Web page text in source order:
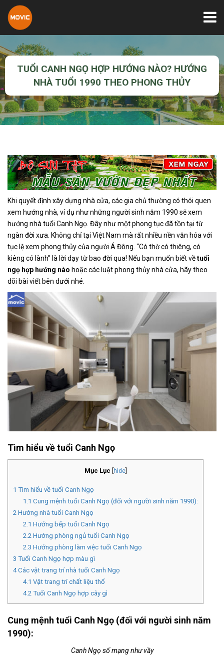
TUỔI CANH NGỌ HỢP HƯỚNG NÀO? HƯỚNG
NHÀ TUỔI 1990 THEO PHONG THỦY
Khi quyết định xây dựng nhà cửa, các gia chủ thường có thói quen
xem hướng nhà, ví dụ như những người sinh năm 1990 sẽ xem
hướng nhà tuổi Canh Ngọ. Đây như một phong tục đã tồn tại từ
ngàn đời xưa. Không chỉ tại Việt Nam mà rất nhiều nền văn hóa với
tục lệ xem phong thủy của người Á Đông. “Có thờ có thiêng, có
kiêng có lành” là lời dạy từ bao đời qua! Nếu bạn muốn biết vềtuổi
ngọ hợp hướng nào hoặc các luật phong thủy nhà cửa, hãy theo
dõi bài viết bên dưới nhé.
Tìm hiểu về tuổi Canh Ngọ
Mục Lục hide]
1 Tìm hiểu về tuổi Canh Ngọ
1.1 Cung mệnh tuổi Canh Ngọ (đối với người sinh năm 1990):
2 Hướng nhà tuổi Canh Ngọ
2.1 Hướng bếp tuổi Canh Ngọ
2.2 Hướng phòng ngủ tuổi Canh Ngọ
2.3 Hướng phòng làm việc tuổi Canh Ngọ
3 Tuổi Canh Ngọ hợp màu gì
4Các vật trang trí nhà tuổi Canh Ngọ
4.1 Vật trang trí chất liệu thổ
4.2 Tuổi Canh Ngọ hợp cây gì
Cung mệnh tuổi Canh Ngọ (đối với người sinh năm
1990):
Canh Ngọ số mạng như vầy